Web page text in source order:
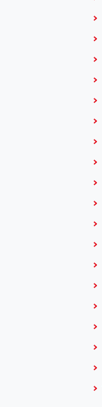
›
›
›
›
›
›
›
›
›
›
›
›
›
›
›
›
›
›
›